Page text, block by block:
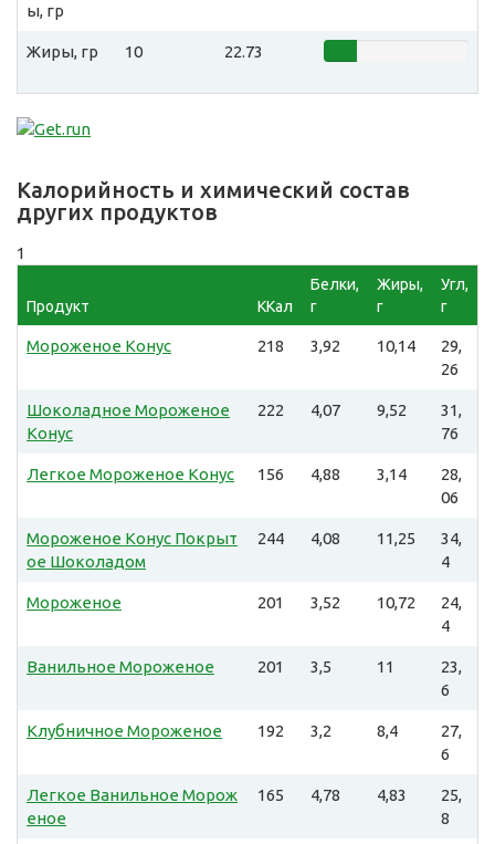
ы, гр
Жиры, гр 10 22.73
Калорийность и химический состав
других продуктов
1
Продукт ККал
Белки,
г
Жиры,
г
Угл,
г
Мороженое Конус 218 3,92 10,14
29,
26
Шоколадное Мороженое
Конус
222 4,07 9,52
31,
76
Легкое Мороженое Конус 156 4,88 3,14
28,
06
Мороженое Конус Покрыт
ое Шоколадом
244 4,08 11,25
34,
4
Мороженое 201 3,52 10,72
24,
4
Ванильное Мороженое 201 3,5 11
23,
6
Клубничное Мороженое 192 3,2 8,4
27,
6
Легкое Ванильное Морож
еное
165 4,78 4,83
25,
8